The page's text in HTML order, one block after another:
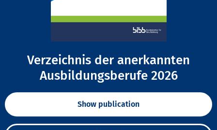
Verzeichnis der anerkannten
Ausbildungsberufe 2026
Show publication